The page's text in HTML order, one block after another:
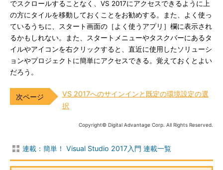
でスクロールすることなく、VS 2017にアクセスできるように上
の方にタイルを移動しておくことをお勧めする。また、よく使っ
ているうちに、スタート画面の［よく使うアプリ］欄に表示され
るかもしれない。また、スタートメニューやタスクバーにあるタ
イルやアイコンを右クリックすると、直近に使用したソリューシ
ョンやプロジェクトに簡単にアクセスできる。覚えておくとよい
だろう。
VS 2017へのサインインと既定の環境設定の選
択
Copyright© Digital Advantage Corp. All Rights Reserved.
連載：簡単！ Visual Studio 2017入門 連載一覧